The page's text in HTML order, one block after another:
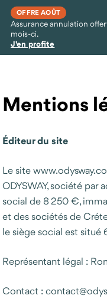
OFFRE AOÛT
Assurance annulation
mois-ci.
J'en profite
Mentions
Éditeur du site
Le site
ODYSWAY, société par
social de 8 250 €,
et des sociétés de
le siège social est situé
Représentant légal :
Contact :